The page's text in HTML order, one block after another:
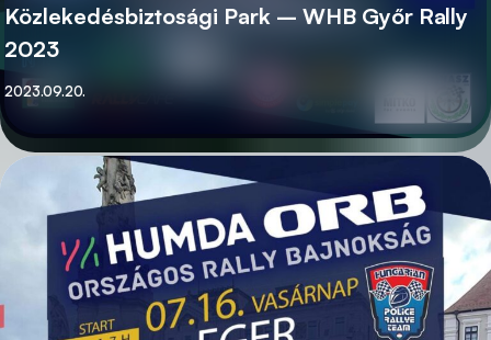
Közlekedésbiztosági Park – WHB Győr Rally
2023
Közzétett
2023.09.20.